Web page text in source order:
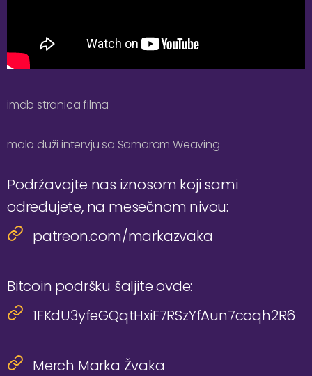
imdb stranica filma
malo duži intervju sa Samarom Weaving
Podržavajte nas iznosom koji sami
određujete, na mesečnom nivou:
patreon.com/markazvaka
Bitcoin podršku šaljite ovde:
1FKdU3yfeGQqtHxiF7RSzYfAun7coqh2R6
Merch Marka Žvaka